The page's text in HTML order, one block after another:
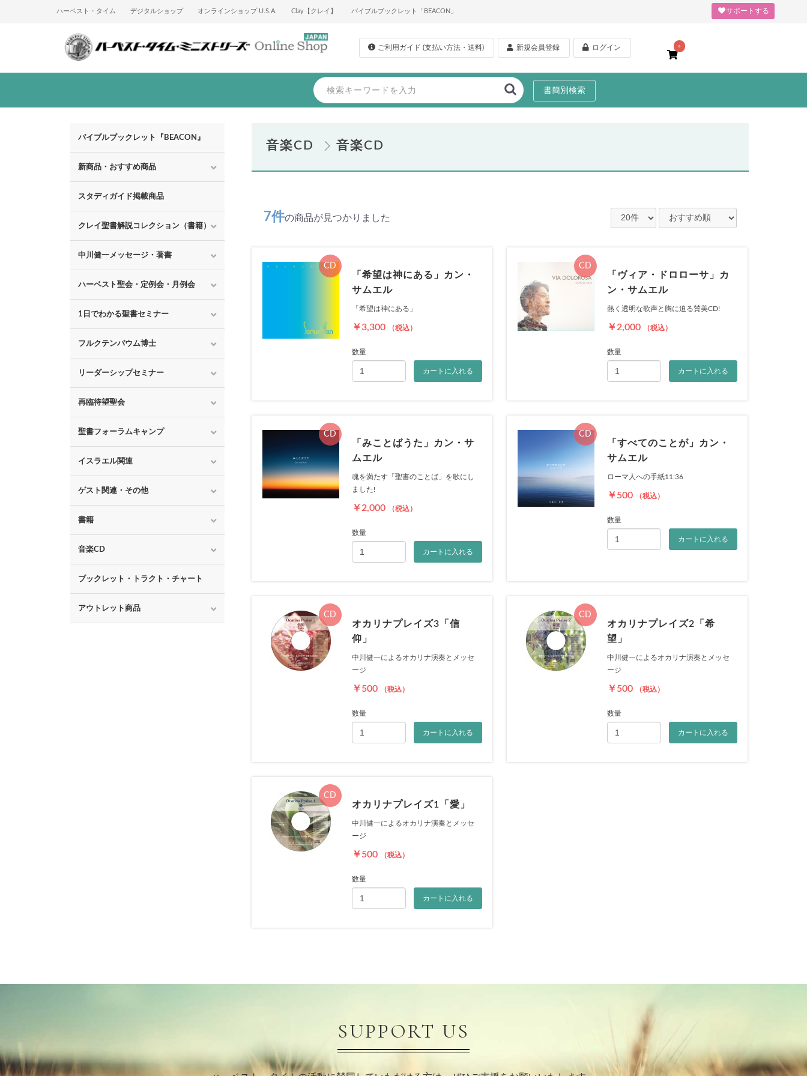
ハーベスト・タイム デジタルショップ オンラインショップ U.S.A. Clay【クレイ】 バイブルブックレット「BEACON」 サポートする
0
ご利用ガイド (支払い方法・送料) 新規会員登録 ログイン
書簡別検索
バイブルブックレット『BEACON』
新商品・おすすめ商品
スタディガイド掲載商品
クレイ聖書解説コレクション（書籍）
中川健一メッセージ・著書
ハーベスト聖会・定例会・月例会
1日でわかる聖書セミナー
フルクテンバウム博士
リーダーシップセミナー
再臨待望聖会
聖書フォーラムキャンプ
イスラエル関連
ゲスト関連・その他
書籍
音楽CD
ブックレット・トラクト・チャート
アウトレット商品
音楽CD 音楽CD
7件の商品が見つかりました
CD
「希望は神にある」カン・
サムエル
「希望は神にある」
￥3,300 （税込）
数量
カートに入れる
CD
「ヴィア・ドロローサ」カ
ン・サムエル
熱く透明な歌声と胸に迫る賛美CD!
￥2,000 （税込）
数量
カートに入れる
CD
「みことばうた」カン・サ
ムエル
魂を満たす「聖書のことば」を歌にし
ました!
￥2,000 （税込）
数量
カートに入れる
CD
「すべてのことが」カン・
サムエル
ローマ人への手紙11:36
￥500 （税込）
数量
カートに入れる
CD
オカリナプレイズ3「信
仰」
中川健一によるオカリナ演奏とメッセ
ージ
￥500 （税込）
数量
カートに入れる
CD
オカリナプレイズ2「希
望」
中川健一によるオカリナ演奏とメッセ
ージ
￥500 （税込）
数量
カートに入れる
CD
オカリナプレイズ1「愛」
中川健一によるオカリナ演奏とメッセ
ージ
￥500 （税込）
数量
カートに入れる
お買い物を続ける カートへ進む
SUPPORT US